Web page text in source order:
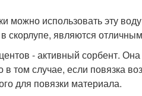
можно использовать эту
являются
- активный сорбент. Она
том случае, если повязка
для повязки материала.